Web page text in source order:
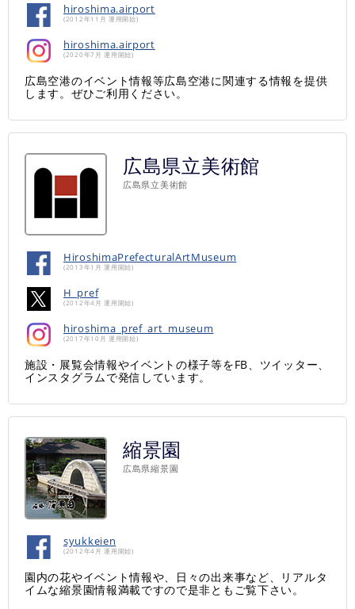
hiroshima.airport
(2012年11月 運用開始)
hiroshima.airport
(2020年7月 運用開始)
広島空港のイベント情報等広島空港に関連する情報を提供
します。ぜひご利用ください。
広島県立美術館
広島県立美術館
HiroshimaPrefecturalArtMuseum
(2013年1月 運用開始)
H_pref
(2012年4月 運用開始)
hiroshima_pref_art_museum
(2017年10月 運用開始)
施設・展覧会情報やイベントの様子等をFB、ツイッター、
インスタグラムで発信しています。
縮景園
広島県縮景園
syukkeien
(2012年4月 運用開始)
園内の花やイベント情報や、日々の出来事など、リアルタ
イムな縮景園情報満載ですので是非ともご覧下さい。